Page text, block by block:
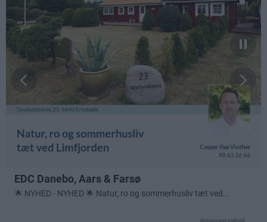
Annonceret indhold